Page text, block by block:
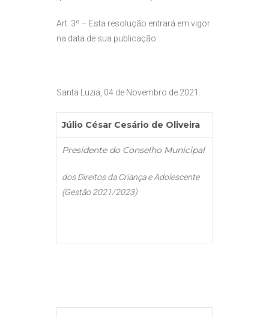
Art. 3º – Esta resolução entrará em vigor
na data de sua publicação.
Santa Luzia, 04 de Novembro de 2021.
Júlio César Cesário de Oliveira
Presidente do Conselho Municipal
dos Direitos da Criança e Adolescente
(Gestão 2021/2023)